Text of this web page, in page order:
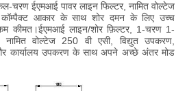
चरण ईएमआई पावर लाइन फिल्टर, नामित वोल्टेज
आकार के साथ शोर दमन के लिए उच्च
कीमत।ईएमआई लाइन/शोर फ़िल्टर, 1-चरण 1-
वोल्टेज 250 वी एसी, विद्युत उपकरण,
कार्यालय उपकरण के साथ अपने अच्छे अंतर मोड